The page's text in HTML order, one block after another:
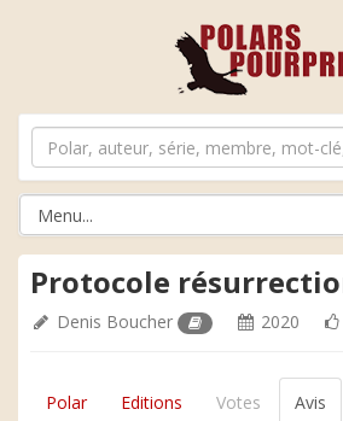
Protocole
Denis Boucher 2020
Polar Editions Votes Avis